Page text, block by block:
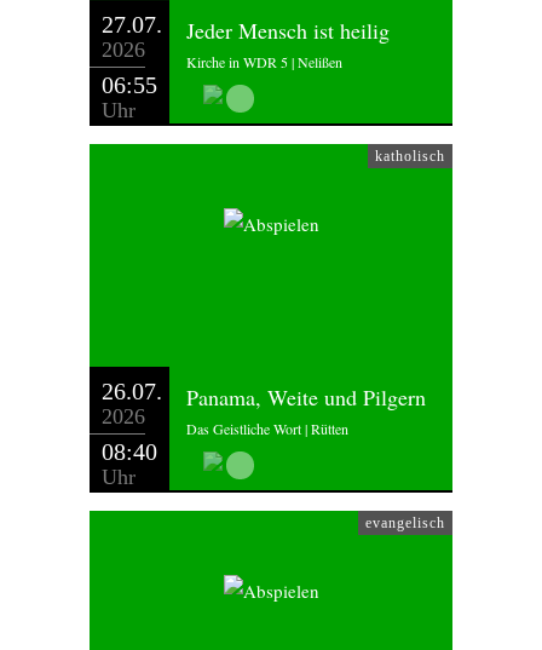
27.07.
2026
06:55
Uhr
Jeder Mensch ist heilig
Kirche in WDR 5 | Nelißen
katholisch
26.07.
2026
08:40
Uhr
Panama, Weite und Pilgern
Das Geistliche Wort | Rütten
evangelisch